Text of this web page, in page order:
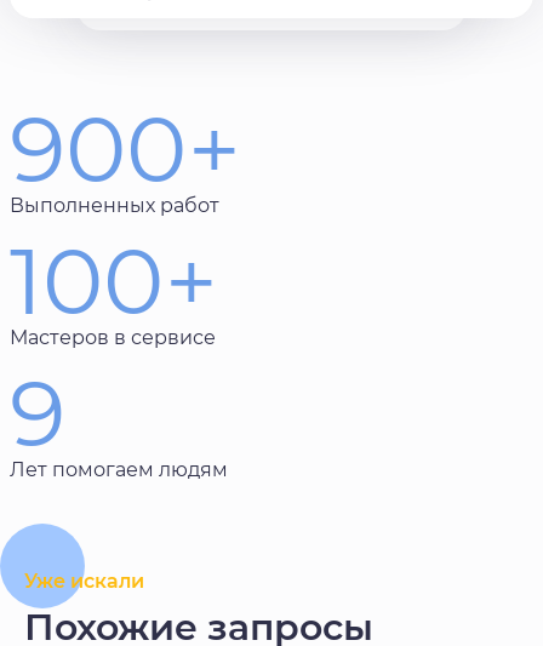
900+
Выполненных работ
100+
Мастеров в сервисе
9
Лет помогаем людям
Уже искали
Похожие запросы